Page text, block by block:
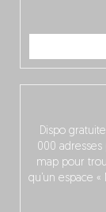
Dispo
000
map pour
qu’un espace